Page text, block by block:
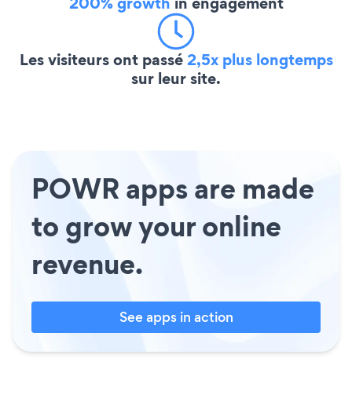
Les visiteurs ont passé2,5x plus longtemps
sur leur site.
POWR apps are made
to grow your online
revenue.
See apps in action